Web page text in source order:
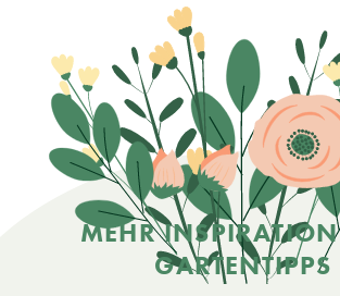
MEHR
GARTENTIPPS